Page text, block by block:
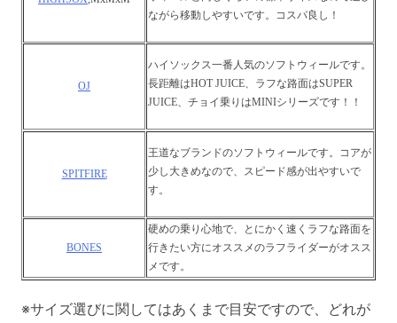
ながら移動しやすいです。コスパ良し！
OJ
ハイソックス一番人気のソフトウィールです。
長距離はHOT JUICE、ラフな路面はSUPER
JUICE、チョイ乗りはMINIシリーズです！！
SPITFIRE
王道なブランドのソフトウィールです。コアが
少し大きめなので、スピード感が出やすいで
す。
BONES
硬めの乗り心地で、とにかく速くラフな路面を
行きたい方にオススメのラフライダーがオスス
メです。
※サイズ選びに関してはあくまで目安ですので、どれが